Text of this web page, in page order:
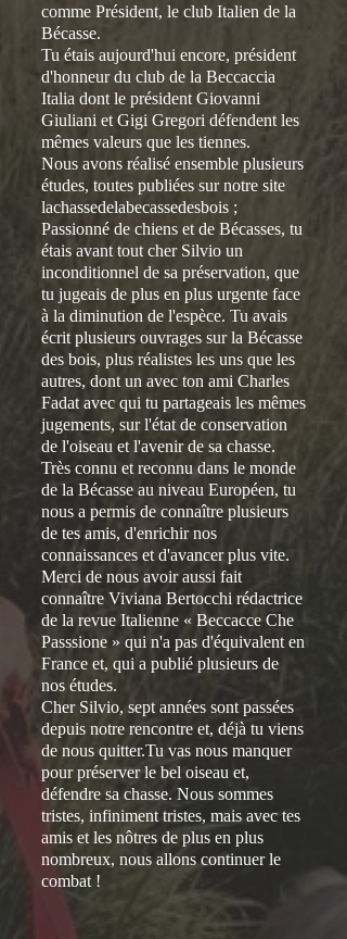
comme Président, le club Italien de la
Bécasse.
Tu étais aujourd'hui encore, président
d'honneur du club de la Beccaccia
Italia dont le président Giovanni
Giuliani et Gigi Gregori défendent les
mêmes valeurs que les tiennes.
Nous avons réalisé ensemble plusieurs
études, toutes publiées sur notre site
lachassedelabecassedesbois ;
Passionné de chiens et de Bécasses, tu
étais avant tout cher Silvio un
inconditionnel de sa préservation, que
tu jugeais de plus en plus urgente face
à la diminution de l'espèce. Tu avais
écrit plusieurs ouvrages sur la Bécasse
des bois, plus réalistes les uns que les
autres, dont un avec ton ami Charles
Fadat avec qui tu partageais les mêmes
jugements, sur l'état de conservation
de l'oiseau et l'avenir de sa chasse.
Très connu et reconnu dans le monde
de la Bécasse au niveau Européen, tu
nous a permis de connaître plusieurs
de tes amis, d'enrichir nos
connaissances et d'avancer plus vite.
Merci de nous avoir aussi fait
connaître Viviana Bertocchi rédactrice
de la revue Italienne « Beccacce Che
Passsione » qui n'a pas d'équivalent en
France et, qui a publié plusieurs de
nos études.
Cher Silvio, sept années sont passées
depuis notre rencontre et, déjà tu viens
de nous quitter.Tu vas nous manquer
pour préserver le bel oiseau et,
défendre sa chasse. Nous sommes
tristes, infiniment tristes, mais avec tes
amis et les nôtres de plus en plus
nombreux, nous allons continuer le
combat !